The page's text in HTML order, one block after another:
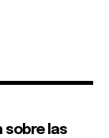
sobre las